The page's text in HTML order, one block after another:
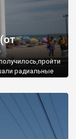
радиальные